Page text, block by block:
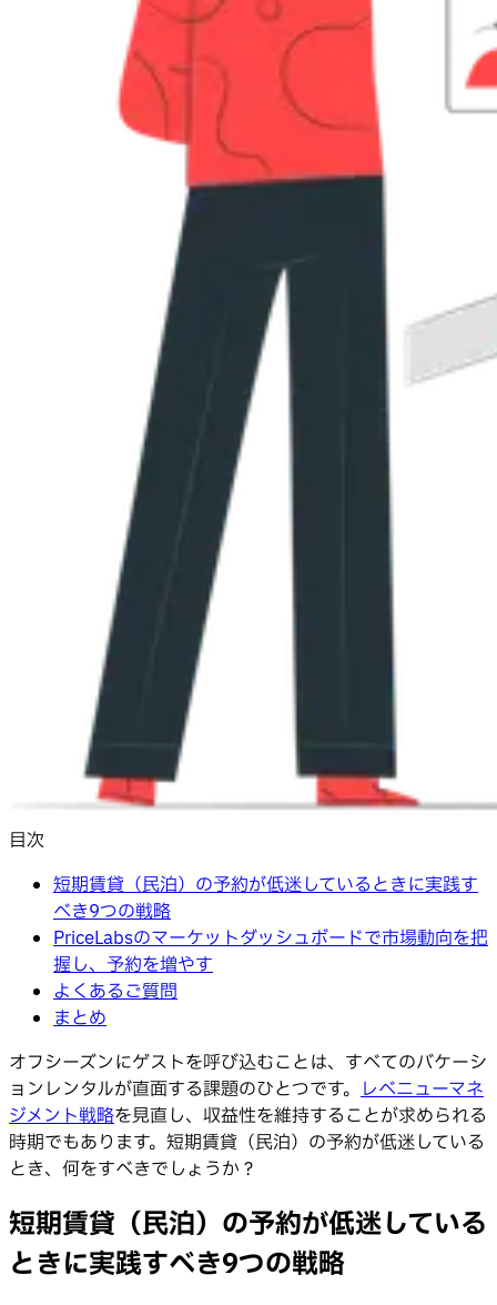
目次
短期賃貸（民泊）の予約が低迷しているときに実践す
べき9つの戦略
PriceLabsのマーケットダッシュボードで市場動向を把
握し、予約を増やす
よくあるご質問
まとめ
オフシーズンにゲストを呼び込むことは、すべてのバケーシ
ョンレンタルが直面する課題のひとつです。 レベニューマネ
ジメント戦略を見直し、収益性を維持することが求められる
時期でもあります。短期賃貸（民泊）の予約が低迷している
とき、何をすべきでしょうか？
短期賃貸（民泊）の予約が低迷している
ときに実践すべき9つの戦略